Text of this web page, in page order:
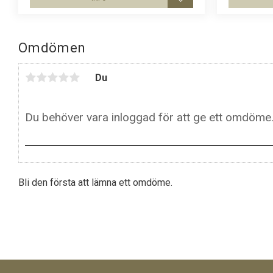
Omdömen
Du
Bli den första att lämna ett omdöme.
Lägg till i favoriter